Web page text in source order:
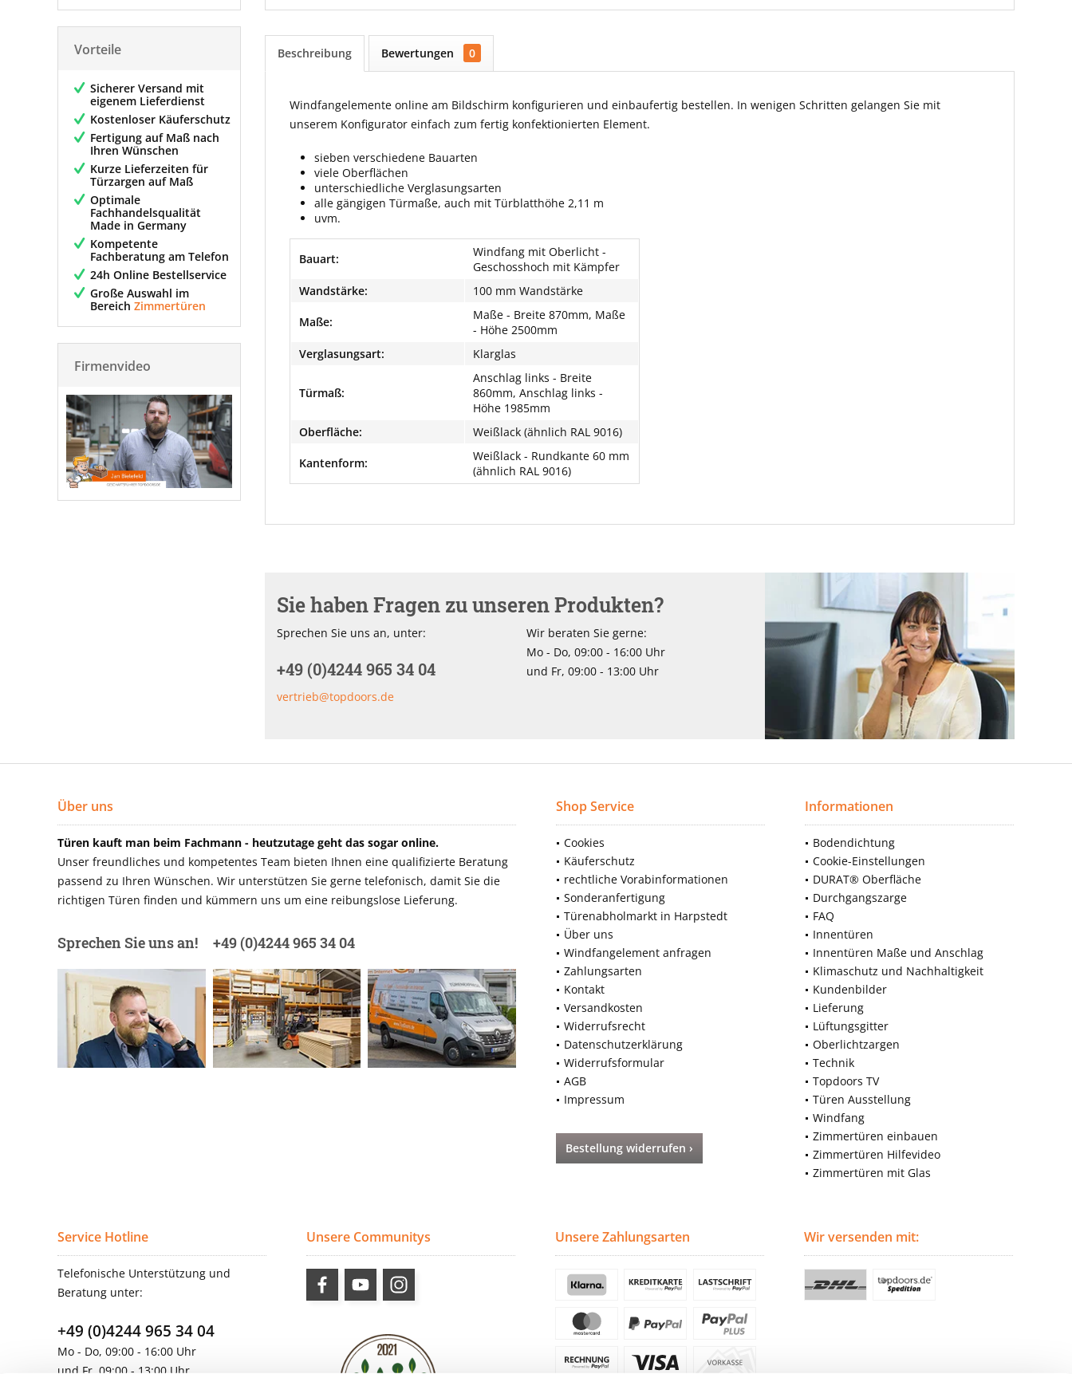
Vorteile
Sicherer Versand mit
eigenem Lieferdienst
Kostenloser Käuferschutz
Fertigung auf Maß nach
Ihren Wünschen
Kurze Lieferzeiten für
Türzargen auf Maß
Optimale
Fachhandelsqualität
Made in Germany
Kompetente
Fachberatung am Telefon
24h Online Bestellservice
Große Auswahl im
Bereich Zimmertüren
Firmenvideo
Beschreibung Bewertungen 0
Windfangelemente online am Bildschirm konfigurieren und einbaufertig bestellen. In wenigen Schritten gelangen Sie mit
unserem Konfigurator einfach zum fertig konfektionierten Element.
sieben verschiedene Bauarten
viele Oberflächen
unterschiedliche Verglasungsarten
alle gängigen Türmaße, auch mit Türblatthöhe 2,11 m
uvm.
Bauart:
Windfang mit Oberlicht -
Geschosshoch mit Kämpfer
Wandstärke:
100 mm Wandstärke
Maße:
Maße - Breite 870mm, Maße
- Höhe 2500mm
Verglasungsart:
Klarglas
Türmaß:
Anschlag links - Breite
860mm, Anschlag links -
Höhe 1985mm
Oberfläche:
Weißlack (ähnlich RAL 9016)
Kantenform:
Weißlack - Rundkante 60 mm
(ähnlich RAL 9016)
Sie haben Fragen zu unseren Produkten?
Sprechen Sie uns an, unter:
+49 (0)4244 965 34 04
vertrieb@topdoors.de
Wir beraten Sie gerne:
Mo - Do, 09:00 - 16:00 Uhr
und Fr, 09:00 - 13:00 Uhr
Über uns
Türen kauft man beim Fachmann - heutzutage geht das sogar online.
Unser freundliches und kompetentes Team bieten Ihnen eine qualifizierte Beratung
passend zu Ihren Wünschen. Wir unterstützen Sie gerne telefonisch, damit Sie die
richtigen Türen finden und kümmern uns um eine reibungslose Lieferung.
Sprechen Sie uns an! +49 (0)4244 965 34 04
Shop Service
Cookies
Käuferschutz
rechtliche Vorabinformationen
Sonderanfertigung
Türenabholmarkt in Harpstedt
Über uns
Windfangelement anfragen
Zahlungsarten
Kontakt
Versandkosten
Widerrufsrecht
Datenschutzerklärung
Widerrufsformular
AGB
Impressum
Bestellung widerrufen ›
Informationen
Bodendichtung
Cookie-Einstellungen
DURAT® Oberfläche
Durchgangszarge
FAQ
Innentüren
Innentüren Maße und Anschlag
Klimaschutz und Nachhaltigkeit
Kundenbilder
Lieferung
Lüftungsgitter
Oberlichtzargen
Technik
Topdoors TV
Türen Ausstellung
Windfang
Zimmertüren einbauen
Zimmertüren Hilfevideo
Zimmertüren mit Glas
Service Hotline
Telefonische Unterstützung und
Beratung unter:
+49 (0)4244 965 34 04
Mo - Do, 09:00 - 16:00 Uhr
und Fr, 09:00 - 13:00 Uhr
Unsere Communitys Unsere Zahlungsarten Wir versenden mit: